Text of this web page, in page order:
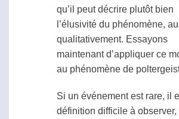
qu’il peut décrire plutôt bien
l’élusivité du phénomène,
qualitativement. Essayons
maintenant d’appliquer ce
au phénomène de
Si un événement est rare, il
définition difficile à observer,